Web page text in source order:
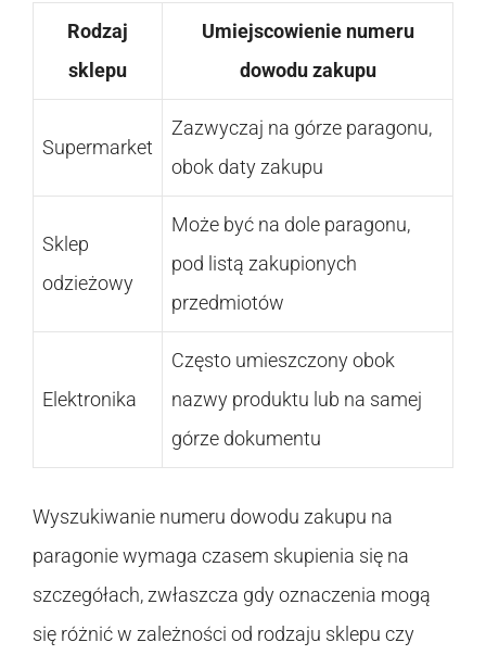
Rodzaj
sklepu
Umiejscowienie numeru
dowodu zakupu
Supermarket
Zazwyczaj na górze paragonu,
obok daty zakupu
Sklep
odzieżowy
Może być na dole paragonu,
pod listą zakupionych
przedmiotów
Elektronika
Często umieszczony obok
nazwy produktu lub na samej
górze dokumentu
Wyszukiwanie numeru dowodu zakupu na
paragonie wymaga czasem skupienia się na
szczegółach, zwłaszcza gdy oznaczenia mogą
się różnić w zależności od rodzaju sklepu czy